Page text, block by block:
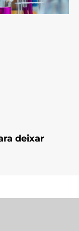
deixar